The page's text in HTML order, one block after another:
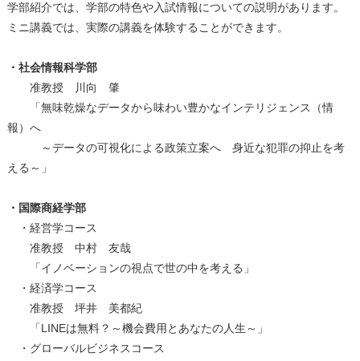
学部紹介では、学部の特色や入試情報についての説明があります。
ミニ講義では、実際の講義を体験することができます。
・社会情報科学部
准教授 川向 肇
「無味乾燥なデータから味わい豊かなインテリジェンス（情
報）へ
～データの可視化による政策立案へ 身近な犯罪の抑止を考
える～」
・国際商経学部
・経営学コース
准教授 中村 友哉
「イノベーションの視点で世の中を考える」
・経済学コース
准教授 坪井 美都紀
「LINEは無料？～機会費用とあなたの人生～」
・グローバルビジネスコース